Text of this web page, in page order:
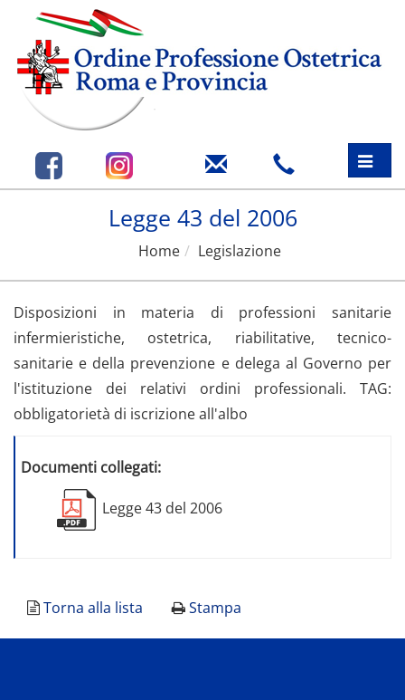
Toggle
Legge 43 del 2006
Home Legislazione
Disposizioni in materia di professioni sanitarie
infermieristiche, ostetrica, riabilitative, tecnico-
sanitarie e della prevenzione e delega al Governo per
l'istituzione dei relativi ordini professionali. TAG:
obbligatorietà di iscrizione all'albo
Documenti collegati:
Legge 43 del 2006
Torna alla lista Stampa